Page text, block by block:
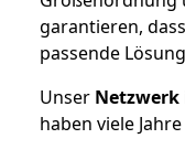
garantieren,
passende
Unser Netzwerk
haben viele